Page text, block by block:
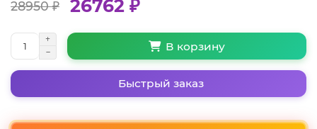
28950 ₽ 26762 ₽
В корзину
Быстрый заказ